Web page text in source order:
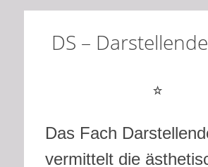
DS –
Das Fach
vermittelt die